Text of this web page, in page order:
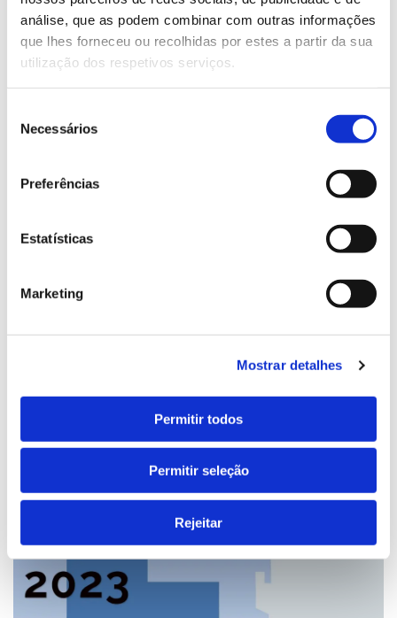
análise, que as podem combinar com outras informações
que lhes forneceu ou recolhidas por estes a partir da sua
utilização dos respetivos serviços.
Necessários
Preferências
Estatísticas
Marketing
Mostrar detalhes
Permitir todos
Permitir seleção
Rejeitar
Eventos
Expodentaria na Porto